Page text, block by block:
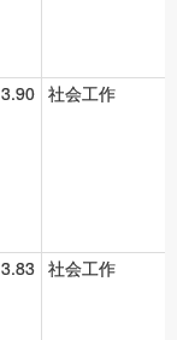
3.90 社会工作
3.83 社会工作